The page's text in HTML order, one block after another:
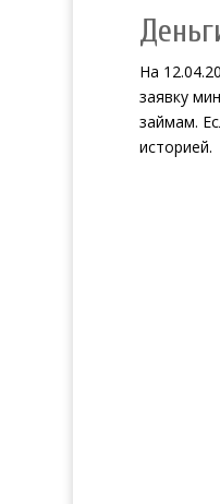
На
заявку
займам.
историей.